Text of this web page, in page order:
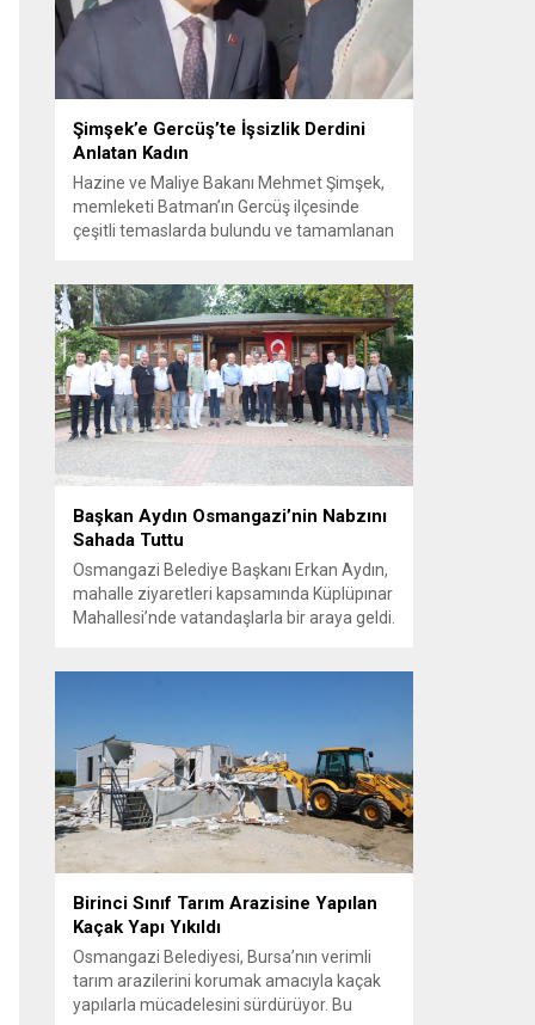
başladı; taraflar birbirlerini sert ifadelerle
eleştirdi. Tartışma...
Şimşek’e Gercüş’te İşsizlik Derdini
Anlatan Kadın
Hazine ve Maliye Bakanı Mehmet Şimşek,
memleketi Batman’ın Gercüş ilçesinde
çeşitli temaslarda bulundu ve tamamlanan
esnada bir yaşlı kadının çocuklarının
işsizliğine dair yakınmasını dinledi. Kadının
dertlerini Kürtçe olarak doğrudan Bakan
Şimşek’e aktarması, orada bulunanların
ilgisini çekti. Şimşek ise samimi bir...
Başkan Aydın Osmangazi’nin Nabzını
Sahada Tuttu
Osmangazi Belediye Başkanı Erkan Aydın,
mahalle ziyaretleri kapsamında Küplüpınar
Mahallesi’nde vatandaşlarla bir araya geldi.
vatandaşlarla güçlü ve doğrudan iletişim
kurmaya öncelik veren Osmangazi
Belediye Başkanı Erkan Aydın, sosyal
belediyecilik...
Birinci Sınıf Tarım Arazisine Yapılan
Kaçak Yapı Yıkıldı
Osmangazi Belediyesi, Bursa’nın verimli
tarım arazilerini korumak amacıyla kaçak
yapılarla mücadelesini sürdürüyor. Bu